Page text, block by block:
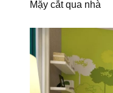
Mặy cắt qua nhà